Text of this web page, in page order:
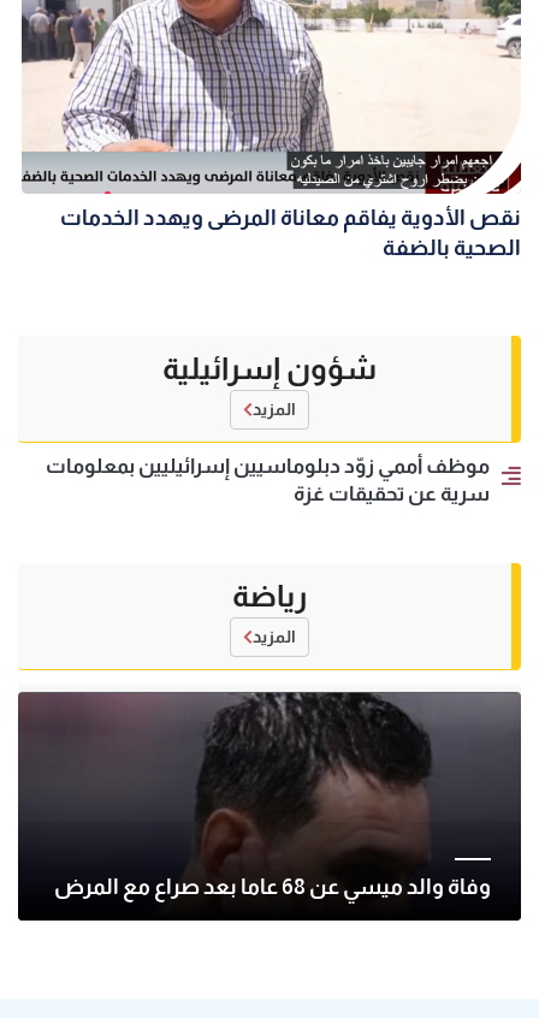
نقص الأدوية يفاقم معاناة المرضى ويهدد الخدمات
الصحية بالضفة
شؤون إسرائيلية
المزيد
موظف أممي زوّد دبلوماسيين إسرائيليين بمعلومات
سرية عن تحقيقات غزة
رياضة
المزيد
وفاة والد ميسي عن 68 عاما بعد صراع مع المرض